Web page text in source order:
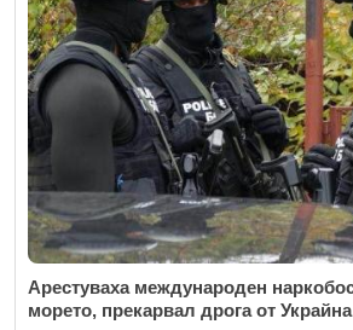
Арестуваха международен
морето, прекарвал дрога от